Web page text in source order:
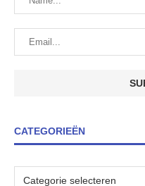
CATEGORIEËN